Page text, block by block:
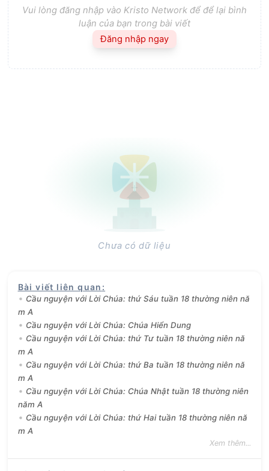
Vui lòng đăng nhập vào Kristo Network để để lại bình
luận của bạn trong bài viết
Đăng nhập ngay
Chưa có dữ liệu
Bài viết liên quan :
Cầu nguyện với Lời Chúa: thứ Sáu tuần 18 thường niên nă
m A
Cầu nguyện với Lời Chúa: Chúa Hiển Dung
Cầu nguyện với Lời Chúa: thứ Tư tuần 18 thường niên nă
m A
Cầu nguyện với Lời Chúa: thứ Ba tuần 18 thường niên nă
m A
Cầu nguyện với Lời Chúa: Chúa Nhật tuần 18 thường niên
năm A
Cầu nguyện với Lời Chúa: thứ Hai tuần 18 thường niên nă
m A
Xem thêm...